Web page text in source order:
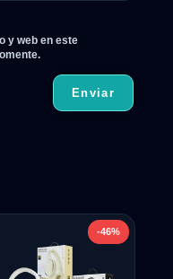
y web en este
-46%